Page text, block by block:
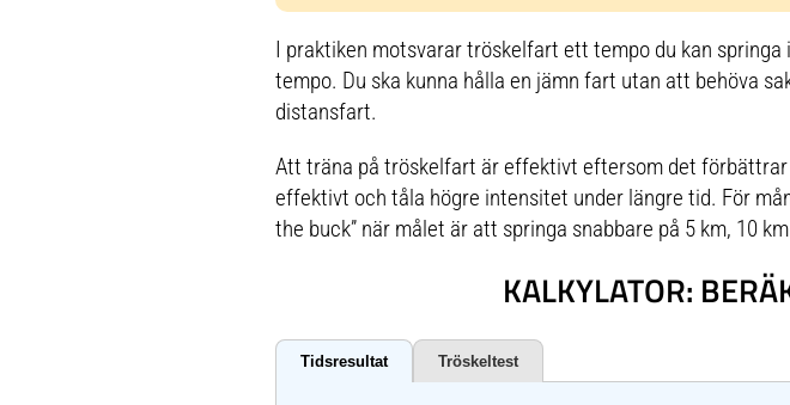
I praktiken motsvarar tröskelfart ett tempo du kan
tempo. Du ska kunna hålla en jämn fart utan att behöva
distansfart.
Att träna på tröskelfart är effektivt eftersom det
effektivt och tåla högre intensitet under längre tid. För
the buck” när målet är att springa snabbare på 5 km, 10
KALKYLATOR:
Tidsresultat Tröskeltest